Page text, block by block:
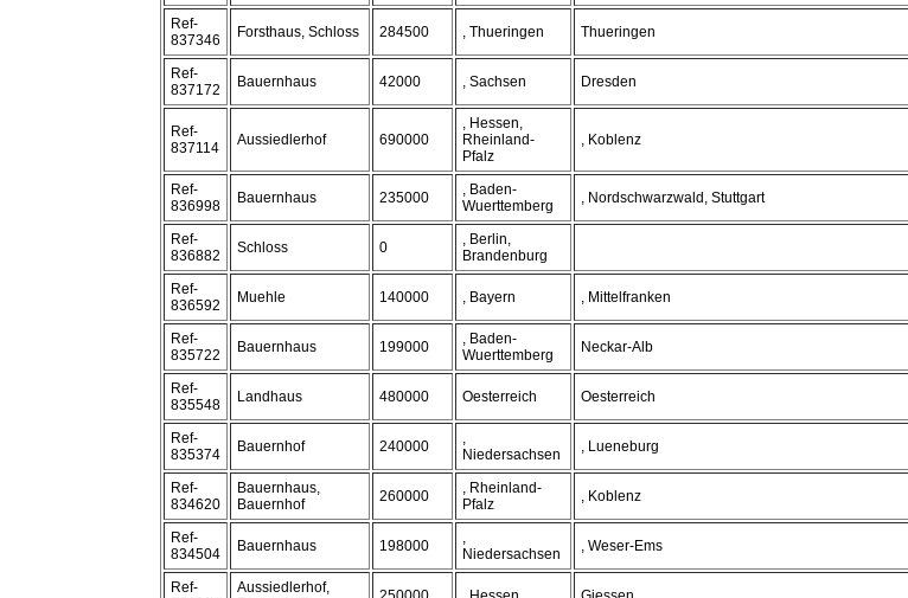
Ref-
837346
Forsthaus, Schloss 284500 , Thueringen Thueringen
Ref-
837172
Bauernhaus 42000 , Sachsen Dresden
Ref-
837114
Aussiedlerhof 690000
, Hessen,
Rheinland-
Pfalz
, Koblenz
Ref-
836998
Bauernhaus 235000
, Baden-
Wuerttemberg
, Nordschwarzwald, Stuttgart
Ref-
836882
Schloss 0
, Berlin,
Brandenburg
Ref-
836592
Muehle 140000 , Bayern , Mittelfranken
Ref-
835722
Bauernhaus 199000
, Baden-
Wuerttemberg
Neckar-Alb
Ref-
835548
Landhaus 480000 Oesterreich Oesterreich
Ref-
835374
Bauernhof 240000
,
Niedersachsen
, Lueneburg
Ref-
834620
Bauernhaus,
Bauernhof
260000
, Rheinland-
Pfalz
, Koblenz
Ref-
834504
Bauernhaus 198000
,
Niedersachsen
, Weser-Ems
Ref-
Aussiedlerhof,